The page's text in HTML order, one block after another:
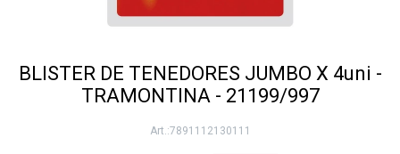
BLISTER DE TENEDORES JUMBO X 4uni -
TRAMONTINA - 21199/997
7891112130111